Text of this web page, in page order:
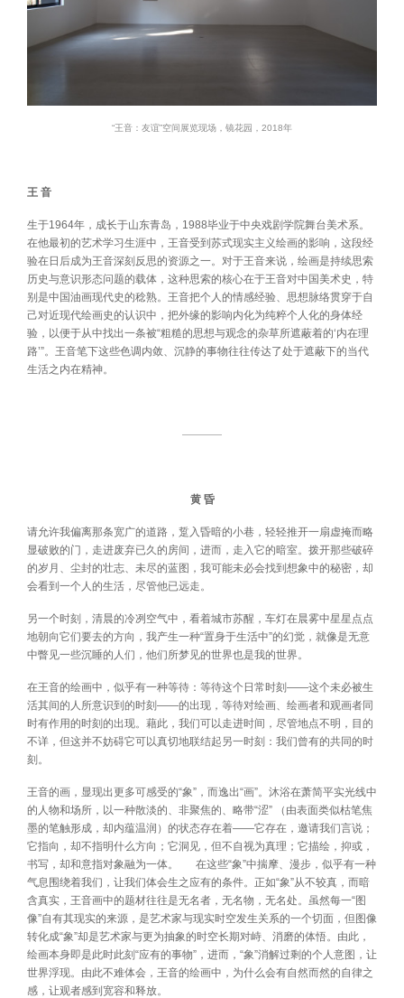
“王音：友谊”空间展览现场，镜花园，2018年
王 音
生于1964年，成长于山东青岛，1988毕业于中央戏剧学院舞台美术系。
在他最初的艺术学习生涯中，王音受到苏式现实主义绘画的影响，这段经
验在日后成为王音深刻反思的资源之一。对于王音来说，绘画是持续思索
历史与意识形态问题的载体，这种思索的核心在于王音对中国美术史，特
别是中国油画现代史的稔熟。王音把个人的情感经验、思想脉络贯穿于自
己对近现代绘画史的认识中，把外缘的影响内化为纯粹个人化的身体经
验，以便于从中找出一条被“粗糙的思想与观念的杂草所遮蔽着的‘内在理
路’”。王音笔下这些色调内敛、沉静的事物往往传达了处于遮蔽下的当代
生活之内在精神。
————
黄 昏
请允许我偏离那条宽广的道路，踅入昏暗的小巷，轻轻推开一扇虚掩而略
显破败的门，走进废弃已久的房间，进而，走入它的暗室。拨开那些破碎
的岁月、尘封的壮志、未尽的蓝图，我可能未必会找到想象中的秘密，却
会看到一个人的生活，尽管他已远走。
另一个时刻，清晨的冷冽空气中，看着城市苏醒，车灯在晨雾中星星点点
地朝向它们要去的方向，我产生一种“置身于生活中”的幻觉，就像是无意
中瞥见一些沉睡的人们，他们所梦见的世界也是我的世界。
在王音的绘画中，似乎有一种等待：等待这个日常时刻——这个未必被生
活其间的人所意识到的时刻——的出现，等待对绘画、绘画者和观画者同
时有作用的时刻的出现。藉此，我们可以走进时间，尽管地点不明，目的
不详，但这并不妨碍它可以真切地联结起另一时刻：我们曾有的共同的时
刻。
王音的画，显现出更多可感受的“象”，而逸出“画”。沐浴在萧简平实光线中
的人物和场所，以一种散淡的、非聚焦的、略带“涩” （由表面类似枯笔焦
墨的笔触形成，却内蕴温润）的状态存在着——它存在，邀请我们言说；
它指向，却不指明什么方向；它洞见，但不自视为真理；它描绘，抑或，
书写，却和意指对象融为一体。 在这些“象”中揣摩、漫步，似乎有一种
气息围绕着我们，让我们体会生之应有的条件。正如“象”从不较真，而暗
含真实，王音画中的题材往往是无名者，无名物，无名处。虽然每一“图
像”自有其现实的来源，是艺术家与现实时空发生关系的一个切面，但图像
转化成“象”却是艺术家与更为抽象的时空长期对峙、消磨的体悟。由此，
绘画本身即是此时此刻“应有的事物”，进而，“象”消解过剩的个人意图，让
世界浮现。由此不难体会，王音的绘画中，为什么会有自然而然的自律之
感，让观者感到宽容和释放。